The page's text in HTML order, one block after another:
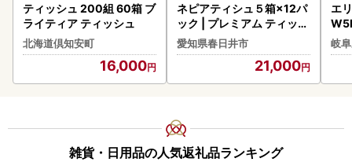
ティッシュ 200組 60箱 ブ
ライティア ティッシュ
北海道倶知安町
16,000
ネピアティシュ５箱×12パ
ック | プレミアム ティッシ
ュ ティッシュペーパー
愛知県春日井市
21,000
エ
シ
岐
雑貨・日用品の人気返礼品ランキング